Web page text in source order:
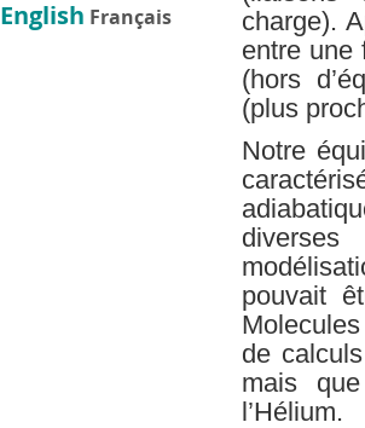
English Français
charge).
entre une
(hors
(plus
Notre
pouvait
de
mais
l’Hélium.